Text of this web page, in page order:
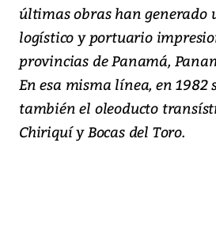
últimas obras han generado
logístico y portuario
provincias de Panamá,
En esa misma línea, en 1982
también el oleoducto
Chiriquí y Bocas del Toro.